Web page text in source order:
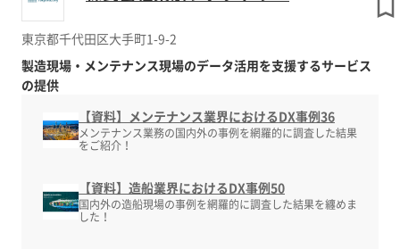
東京都千代田区大手町1-9-2
製造現場・メンテナンス現場のデータ活用を支援するサービス
の提供
【資料】メンテナンス業界におけるDX事例36
メンテナンス業務の国内外の事例を網羅的に調査した結果
をご紹介！
【資料】造船業界におけるDX事例50
国内外の造船現場の事例を網羅的に調査した結果を纏めま
した！